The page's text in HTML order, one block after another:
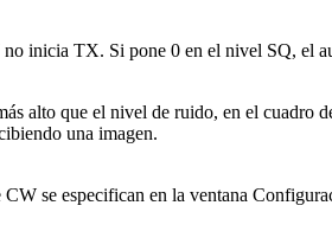
inicia TX. Si pone 0 en el nivel SQ, el
alto que el nivel de ruido, en el cuadro
una imagen.
se especifican en la ventana